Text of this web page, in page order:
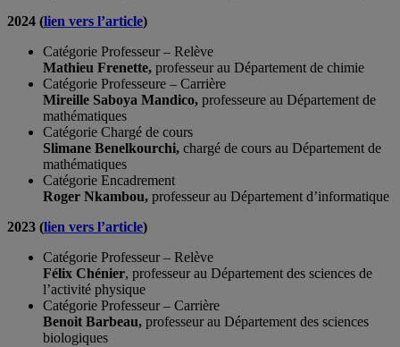
2024 (lien vers l’article)
Catégorie Professeur – Relève
Mathieu Frenette, professeur au Département de chimie
Catégorie Professeure – Carrière
Mireille Saboya Mandico, professeure au Département de
mathématiques
Catégorie Chargé de cours
Slimane Benelkourchi, chargé de cours au Département de
mathématiques
Catégorie Encadrement
Roger Nkambou, professeur au Département d’informatique
2023 (lien vers l’article)
Catégorie Professeur – Relève
Félix Chénier, professeur au Département des sciences de
l’activité physique
Catégorie Professeur – Carrière
Benoit Barbeau, professeur au Département des sciences
biologiques